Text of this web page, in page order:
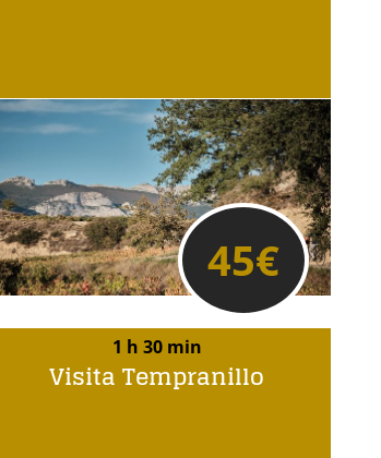
1 h 30 min
Visita Tempranillo
45€